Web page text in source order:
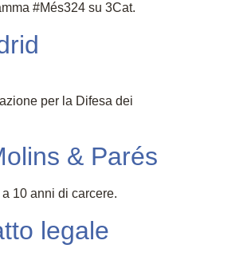
#Més324 su 3Cat.
per la Difesa dei
& Parés
10 anni di carcere.
legale